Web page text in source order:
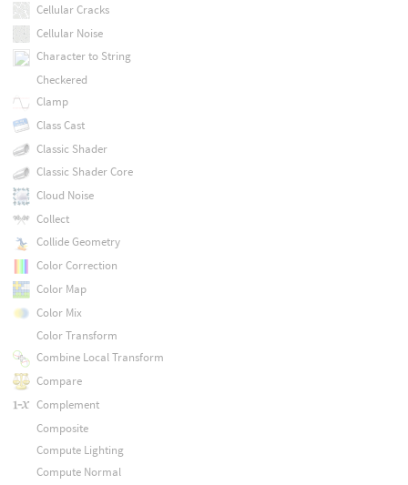
Cellular Cracks
Cellular Noise
Character to String
Checkered
Clamp
Class Cast
Classic Shader
Classic Shader Core
Cloud Noise
Collect
Collide Geometry
Color Correction
Color Map
Color Mix
Color Transform
Combine Local Transform
Compare
Complement
Composite
Compute Lighting
Compute Normal